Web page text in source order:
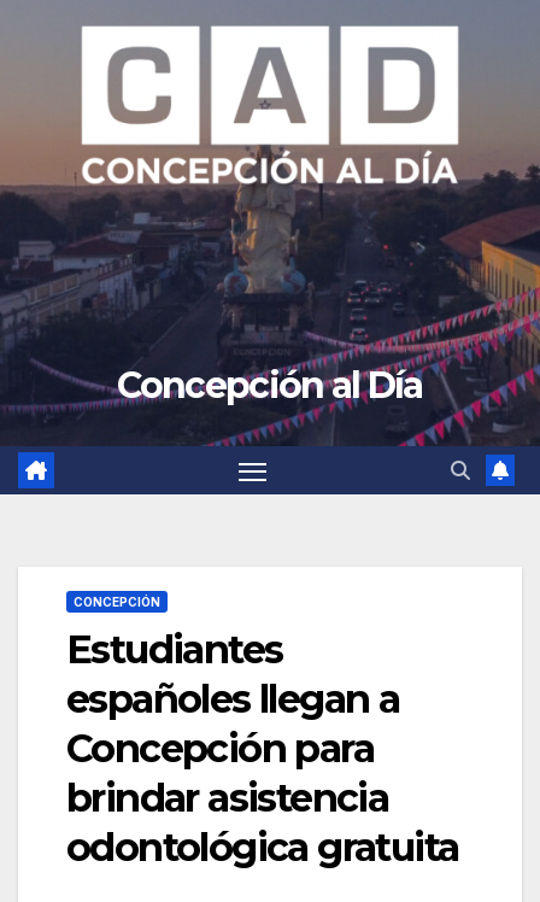
Concepción al Día
CONCEPCIÓN
Estudiantes
españoles llegan a
Concepción para
brindar asistencia
odontológica gratuita